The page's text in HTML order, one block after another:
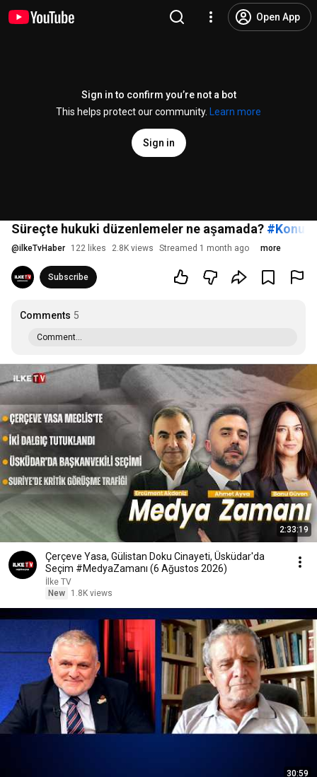
Open App
Sign in to confirm you’re not a bot
This helps protect our community.
Learn more
Sign in
Süreçte hukuki düzenlemeler ne aşamada?
@ilkeTvHaber 122 likes 2.8K views Streamed 1 month ago more
Subscribe
Comments 5
Comment...
2:33:19
Çerçeve Yasa, Gülistan Doku Cinayeti, Üsküdar'da
Seçim #MedyaZamanı (6 Ağustos 2026)
İlke TV
New
1.8K views
30:59